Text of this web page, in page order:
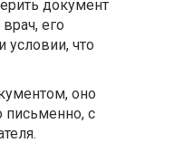
документ
его
условии, что
оно
письменно, с